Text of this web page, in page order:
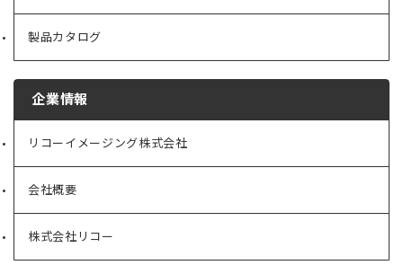
製品カタログ
企業情報
リコーイメージング株式会社
（新
タ
ブ
で
開
く）
会社概要
（新
タ
ブ
株式会社リコー
（新